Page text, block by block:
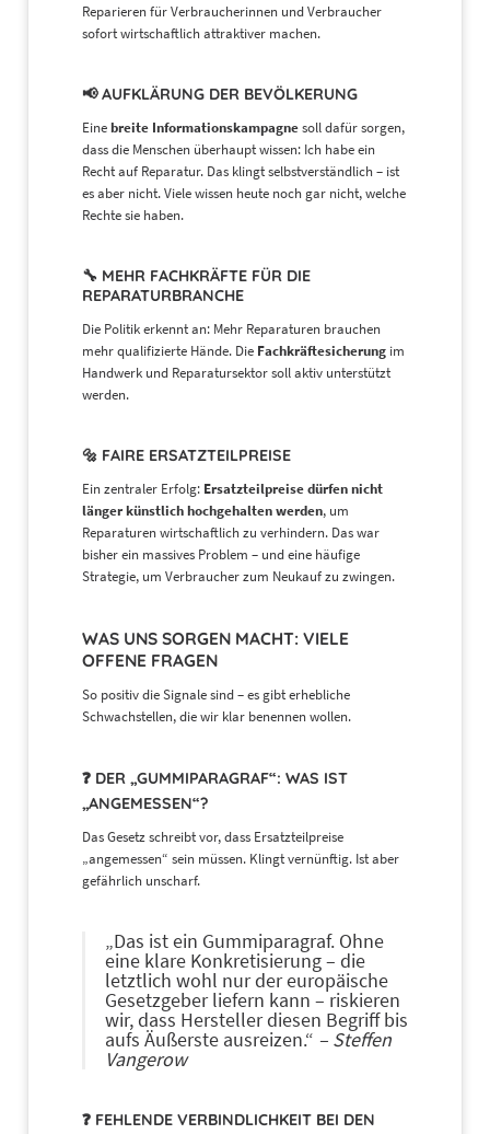
Reparieren für Verbraucherinnen und Verbraucher
sofort wirtschaftlich attraktiver machen.
📢 AUFKLÄRUNG DER BEVÖLKERUNG
Einebreite Informationskampagnesoll dafür sorgen,
dass die Menschen überhaupt wissen: Ich habe ein
Recht auf Reparatur. Das klingt selbstverständlich – ist
es aber nicht. Viele wissen heute noch gar nicht, welche
Rechte sie haben.
🔧 MEHR FACHKRÄFTE FÜR DIE
REPARATURBRANCHE
Die Politik erkennt an: Mehr Reparaturen brauchen
mehr qualifizierte Hände. Die Fachkräftesicherung im
Handwerk und Reparatursektor soll aktiv unterstützt
werden.
🔩 FAIRE ERSATZTEILPREISE
Ein zentraler Erfolg: Ersatzteilpreise dürfen nicht
länger künstlich hochgehalten werden, um
Reparaturen wirtschaftlich zu verhindern. Das war
bisher ein massives Problem – und eine häufige
Strategie, um Verbraucher zum Neukauf zu zwingen.
WAS UNS SORGEN MACHT: VIELE
OFFENE FRAGEN
So positiv die Signale sind – es gibt erhebliche
Schwachstellen, die wir klar benennen wollen.
❓ DER „GUMMIPARAGRAF“: WAS IST
„ANGEMESSEN“?
Das Gesetz schreibt vor, dass Ersatzteilpreise
„angemessen“ sein müssen. Klingt vernünftig. Ist aber
gefährlich unscharf.
„Das ist ein Gummiparagraf. Ohne
eine klare Konkretisierung – die
letztlich wohl nur der europäische
Gesetzgeber liefern kann – riskieren
wir, dass Hersteller diesen Begriff bis
aufs Äußerste ausreizen.“ – Steffen
Vangerow
❓ FEHLENDE VERBINDLICHKEIT BEI DEN